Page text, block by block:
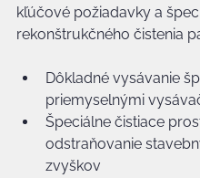
kľúčové požiadavky a
rekonštrukčného čistenia
Dôkladné vysávanie
priemyselnými
Špeciálne čistiace
odstraňovanie
zvyškov